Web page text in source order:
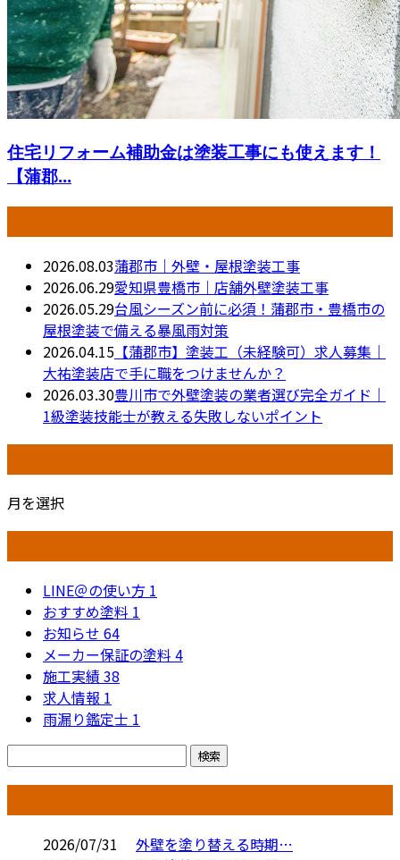
住宅リフォーム補助金は塗装工事にも使えます！
【蒲郡...
2026.08.03蒲郡市｜外壁・屋根塗装工事
2026.06.29愛知県豊橋市｜店舗外壁塗装工事
2026.05.29台風シーズン前に必須！蒲郡市・豊橋市の
屋根塗装で備える暴風雨対策
2026.04.15 【蒲郡市】塗装工（未経験可）求人募集｜
大祐塗装店で手に職をつけませんか？
2026.03.30豊川市で外壁塗装の業者選び完全ガイド｜
1級塗装技能士が教える失敗しないポイント
月を選択
LINE＠の使い方 1
おすすめ塗料 1
お知らせ 64
メーカー保証の塗料 4
施工実績38
求人情報 1
雨漏り鑑定士 1
2026/07/31
外壁を塗り替える時期…